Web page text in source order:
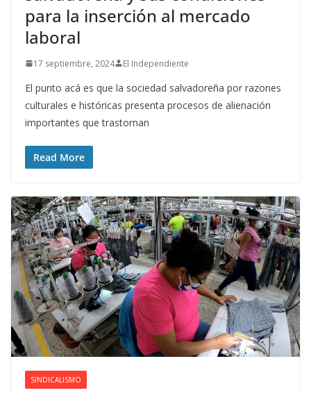
para la inserción al mercado
laboral
17 septiembre, 2024 El Independiente
El punto acá es que la sociedad salvadoreña por razones
culturales e históricas presenta procesos de alienación
importantes que trastornan
Read More
SINDICALISMO